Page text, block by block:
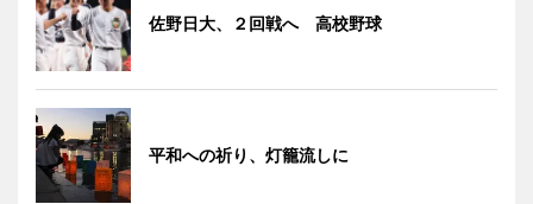
佐野日大、２回戦へ 高校野球
平和への祈り、灯籠流しに